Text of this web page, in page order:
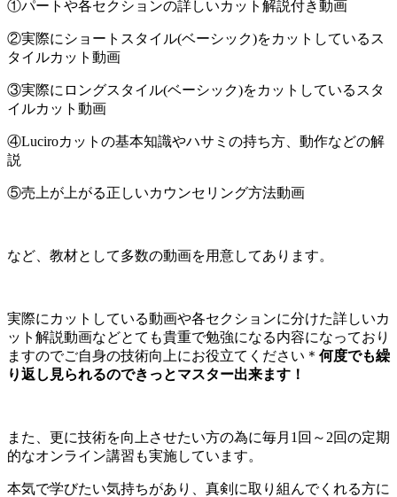
①パートや各セクションの詳しいカット解説付き動画
②実際にショートスタイル(ベーシック)をカットしているス
タイルカット動画
③実際にロングスタイル(ベーシック)をカットしているスタ
イルカット動画
④Luciroカットの基本知識やハサミの持ち方、動作などの解
説
⑤売上が上がる正しいカウンセリング方法動画
など、教材として多数の動画を用意してあります。
実際にカットしている動画や各セクションに分けた詳しいカ
ット解説動画などとても貴重で勉強になる内容になっており
ますのでご自身の技術向上にお役立てください＊ 何度でも繰
り返し見られるのできっとマスター出来ます！
また、更に技術を向上させたい方の為に毎月1回～2回の定期
的なオンライン講習も実施しています。
本気で学びたい気持ちがあり、真剣に取り組んでくれる方に